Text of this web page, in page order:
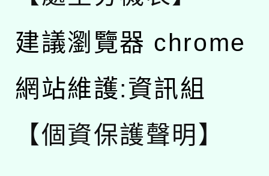
建議瀏覽器 chrome
網站維護:資訊組
【個資保護聲明】